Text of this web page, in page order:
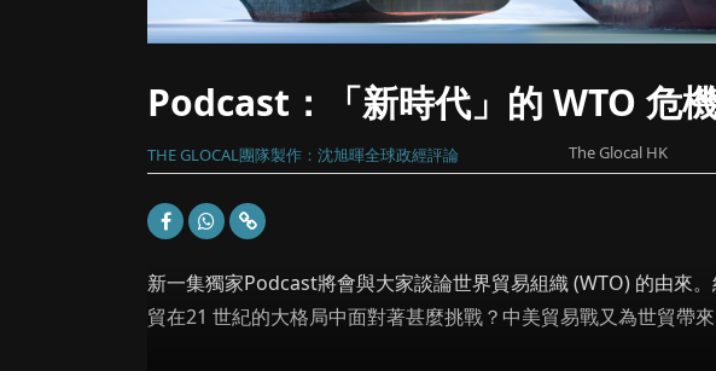
Podcast：「新時代」的 WTO 危
THE GLOCAL團隊製作：沈旭暉全球政經評論 The Glocal HK
新一集獨家Podcast將會與大家談論世界貿易組織 (WTO) 的由來
貿在21 世紀的大格局中面對著甚麼挑戰？中美貿易戰又為世貿帶